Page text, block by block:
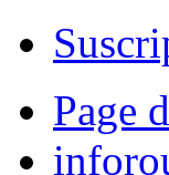
Page